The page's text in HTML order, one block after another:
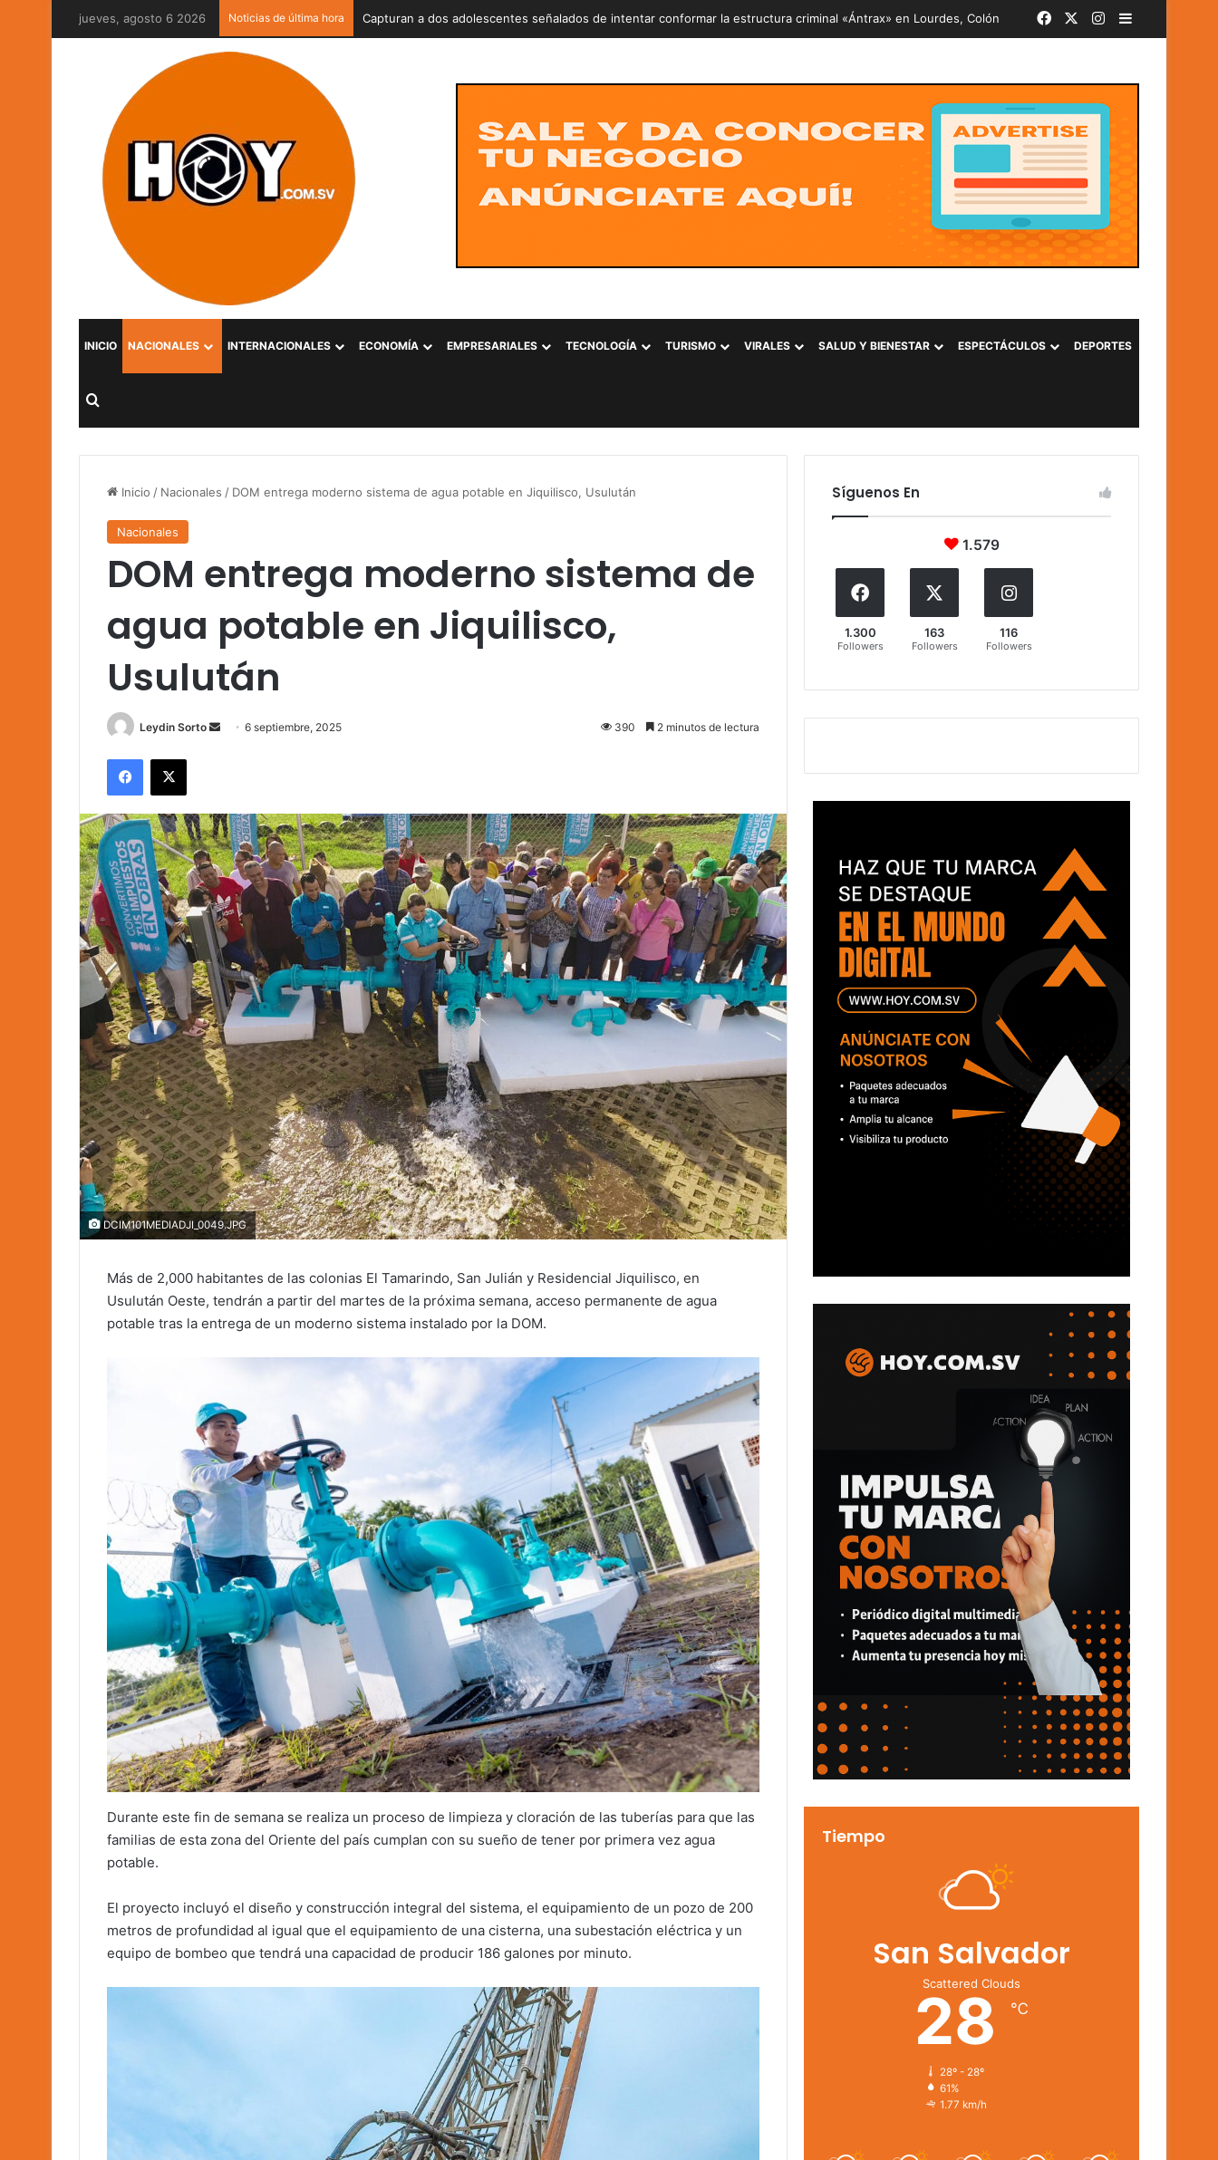
jueves, agosto 6 2026 Noticias de última hora Grupo Piñero explora oportunidades de inversión turística en El Salvador FacebookInstagram
Barra lateral
INICIO NACIONALES INTERNACIONALES ECONOMÍA EMPRESARIALES TECNOLOGÍA TURISMO VIRALES SALUD Y BIENESTAR ESPECTÁCULOS DEPORTES
Buscar por
Inicio / Nacionales / DOM entrega moderno sistema de agua potable en Jiquilisco, Usulután
Nacionales
DOM entrega moderno sistema de
agua potable en Jiquilisco,
Usulután
Leydin Sorto
Send6 septiembre, 2025 390 2 minutos de lectura
Facebook
X
DCIM101MEDIADJI_0049.JPG
Más de 2,000 habitantes de las colonias El Tamarindo, San Julián y Residencial Jiquilisco, en
Usulután Oeste, tendrán a partir del martes de la próxima semana, acceso permanente de agua
potable tras la entrega de un moderno sistema instalado por la DOM.
Durante este fin de semana se realiza un proceso de limpieza y cloración de las tuberías para que las
familias de esta zona del Oriente del país cumplan con su sueño de tener por primera vez agua
potable.
El proyecto incluyó el diseño y construcción integral del sistema, el equipamiento de un pozo de 200
metros de profundidad al igual que el equipamiento de una cisterna, una subestación eléctrica y un
equipo de bombeo que tendrá una capacidad de producir 186 galones por minuto.
Síguenos En
1.579
1.300
Followers
163
Followers
116
Followers
Tiempo
San Salvador
Scattered Clouds
28 ℃
28º - 28º
61%
1.77 km/h